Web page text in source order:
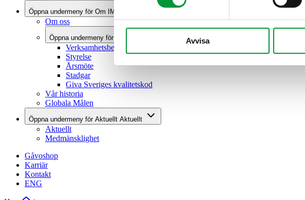
Avvisa
Öppna undermeny för Om IM
Om oss
Öppna undermeny för Vår organisation Vår organisation
Verksamhetsberättelse
Styrelse
Årsmöte
Stadgar
Giva Sveriges kvalitetskod
Vår historia
Globala Målen
Öppna undermeny för Aktuellt Aktuellt
Aktuellt
Medmänsklighet
Gåvoshop
Karriär
Kontakt
ENG